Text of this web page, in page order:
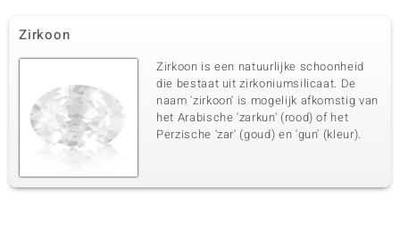
Zirkoon
Zirkoon is een natuurlijke schoonheid
die bestaat uit zirkoniumsilicaat. De
naam 'zirkoon' is mogelijk afkomstig van
het Arabische 'zarkun' (rood) of het
Perzische 'zar' (goud) en 'gun' (kleur).